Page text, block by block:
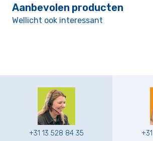
Aanbevolen producten
Wellicht ook interessant
+31 13 528 84 35